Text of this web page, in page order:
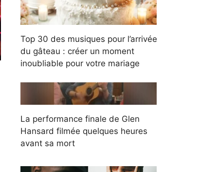
Top 30 des musiques pour l’arrivée
du gâteau : créer un moment
inoubliable pour votre mariage
La performance finale de Glen
Hansard filmée quelques heures
avant sa mort